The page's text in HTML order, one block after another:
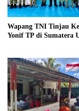
Wapang TNI Tinjau
Yonif TP di Sumatera